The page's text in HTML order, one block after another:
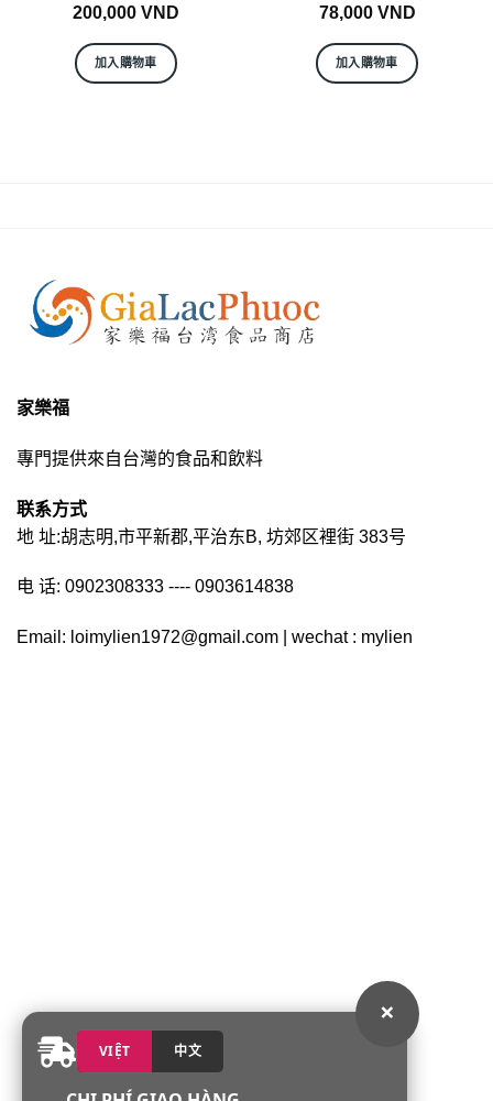
×
VIỆT 中文
200,000 VND
加入購物車
78,000 VND
加入購物車
家樂福
專門提供來自台灣的食品和飲料
联系方式
地 址:胡志明,市平新郡,平治东B, 坊郊区裡街 383号
电 话: 0902308333 ---- 0903614838
Email: loimylien1972@gmail.com | wechat : mylien